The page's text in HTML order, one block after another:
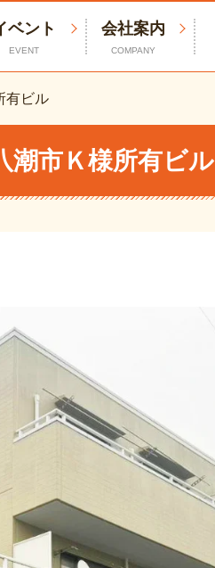
ベント
EVENT
会社案内
COMPANY
有ビル
市Ｋ様所有ビル